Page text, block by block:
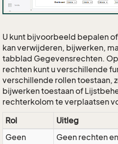
U kunt bijvoorbeeld bepalen
kan verwijderen, bijwerken,
tabblad Gegevensrechten.
rechten kunt u verschillende
verschillende rollen toestaan,
bijwerken toestaan of
rechterkolom te verplaatsen
Rol
Uitleg
Geen
Geen rechten